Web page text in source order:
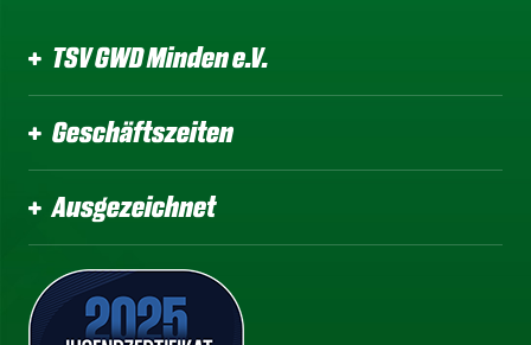
TSV GWD Minden e.V.
Geschäftszeiten
Ausgezeichnet